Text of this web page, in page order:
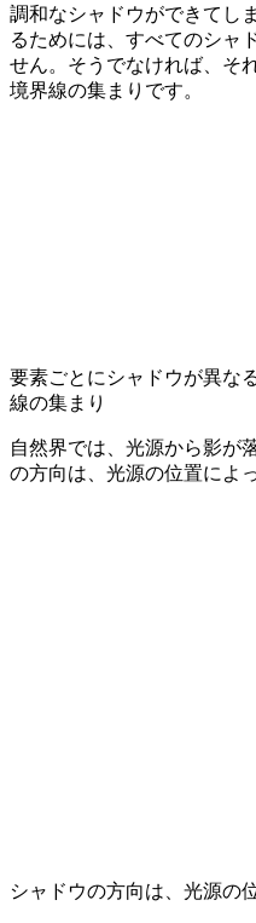
調和なシャドウができてし
るためには、すべてのシャ
せん。そうでなければ、そ
境界線の集まりです。
要素ごとにシャドウが異な
線の集まり
自然界では、光源から影が
の方向は、光源の位置によ
シャドウの方向は、光源の